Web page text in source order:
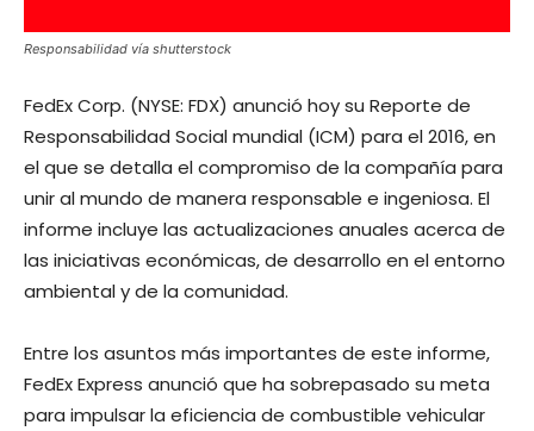
Responsabilidad vía shutterstock
FedEx Corp. (NYSE: FDX) anunció hoy su Reporte de
Responsabilidad Social mundial (ICM) para el 2016, en
el que se detalla el compromiso de la compañía para
unir al mundo de manera responsable e ingeniosa. El
informe incluye las actualizaciones anuales acerca de
las iniciativas económicas, de desarrollo en el entorno
ambiental y de la comunidad.
Entre los asuntos más importantes de este informe,
FedEx Express anunció que ha sobrepasado su meta
para impulsar la eficiencia de combustible vehicular